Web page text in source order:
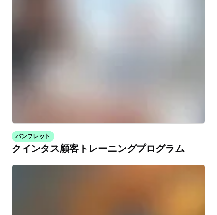
パンフレット
クインタス顧客トレーニングプログラム